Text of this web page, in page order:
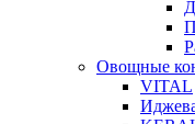
Овощные
VITAL